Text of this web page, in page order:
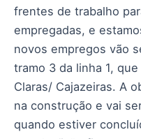
frentes de trabalho
empregadas, e
novos empregos vão
tramo 3 da linha 1,
Claras/ Cajazeiras. A
na construção e vai
quando estiver